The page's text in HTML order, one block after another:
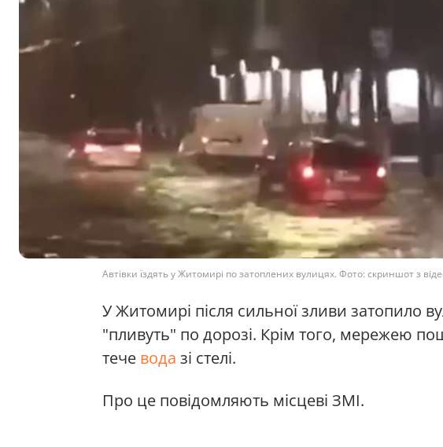
Автівки їздять у Житомирі по затоплених вулицях. Фото: скриншот з
У Житомирі після сильної зливи затопило
"пливуть" по дорозі. Крім того, мережею
тече вода зі стелі.
Про це повідомляють місцеві ЗМІ.